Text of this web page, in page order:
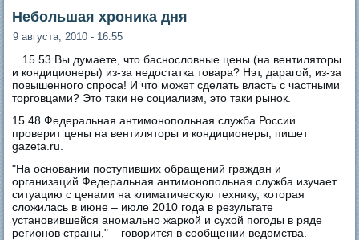
Небольшая хроника дня
9 августа, 2010 - 16:55
15.53 Вы думаете, что баснословные цены (на вентиляторы
и кондиционеры) из-за недостатка товара? Нэт, дарагой, из-за
повышенного спроса! И что может сделать власть с частными
торговцами? Это таки не социализм, это таки рынок.
15.48 Федеральная антимонопольная служба России
проверит цены на вентиляторы и кондиционеры, пишет
gazeta.ru.
"На основании поступивших обращений граждан и
организаций Федеральная антимонопольная служба изучает
ситуацию с ценами на климатическую технику, которая
сложилась в июне – июле 2010 года в результате
установившейся аномально жаркой и сухой погоды в ряде
регионов страны," – говорится в сообщении ведомства.